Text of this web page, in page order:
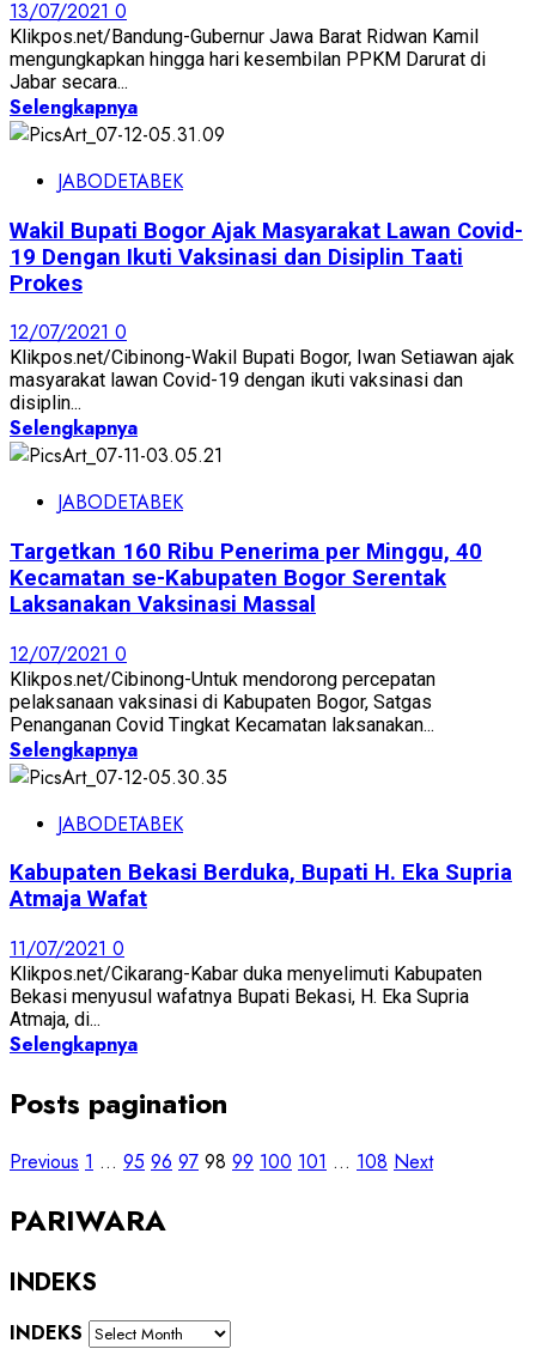
13/07/2021 0
Klikpos.net/Bandung-Gubernur Jawa Barat Ridwan Kamil
mengungkapkan hingga hari kesembilan PPKM Darurat di
Jabar secara...
Selengkapnya
JABODETABEK
Wakil Bupati Bogor Ajak Masyarakat Lawan Covid-
19 Dengan Ikuti Vaksinasi dan Disiplin Taati
Prokes
12/07/2021 0
Klikpos.net/Cibinong-Wakil Bupati Bogor, Iwan Setiawan ajak
masyarakat lawan Covid-19 dengan ikuti vaksinasi dan
disiplin...
Selengkapnya
JABODETABEK
Targetkan 160 Ribu Penerima per Minggu, 40
Kecamatan se-Kabupaten Bogor Serentak
Laksanakan Vaksinasi Massal
12/07/2021 0
Klikpos.net/Cibinong-Untuk mendorong percepatan
pelaksanaan vaksinasi di Kabupaten Bogor, Satgas
Penanganan Covid Tingkat Kecamatan laksanakan...
Selengkapnya
JABODETABEK
Kabupaten Bekasi Berduka, Bupati H. Eka Supria
Atmaja Wafat
11/07/2021 0
Klikpos.net/Cikarang-Kabar duka menyelimuti Kabupaten
Bekasi menyusul wafatnya Bupati Bekasi, H. Eka Supria
Atmaja, di...
Selengkapnya
Posts pagination
Previous 1 … 95 96 97 98 99 100 101 … 108 Next
PARIWARA
INDEKS
INDEKS